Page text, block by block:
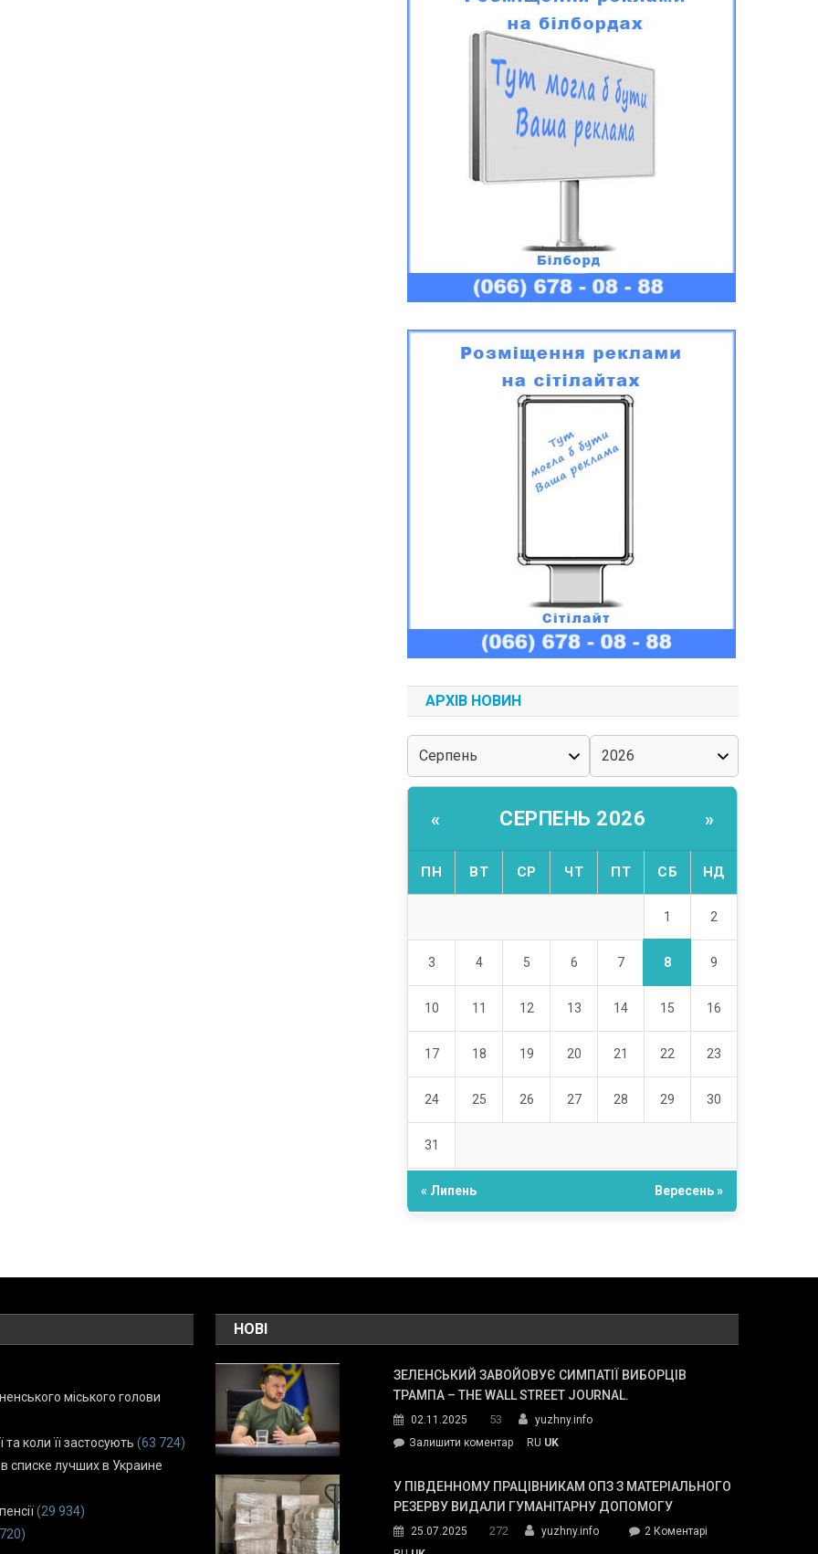
АРХІВ НОВИН
« СЕРПЕНЬ 2026 »
ПН ВТ СР ЧТ ПТ СБ НД
1 2
3 4 5 6 7 8 9
10 11 12 13 14 15 16
17 18 19 20 21 22 23
24 25 26 27 28 29 30
31
« Липень Вересень »
міського голови
коли її застосують (63 724)
списке лучших в Украине
(29 934)
НОВІ
ЗЕЛЕНСЬКИЙ ЗАВОЙОВУЄ СИМПАТІЇ ВИБОРЦІВ
ТРАМПА – THE WALL STREET JOURNAL.
02.11.2025 53
yuzhny.info
Залишити коментарon
завойовує
симпатії
Трампа
RU UK
У ПІВДЕННОМУ ПРАЦІВНИКАМ ОПЗ З МАТЕРІАЛЬНОГО
РЕЗЕРВУ ВИДАЛИ ГУМАНІТАРНУ ДОПОМОГУ
25.07.2025 272 yuzhny.info 2 Коментарідо